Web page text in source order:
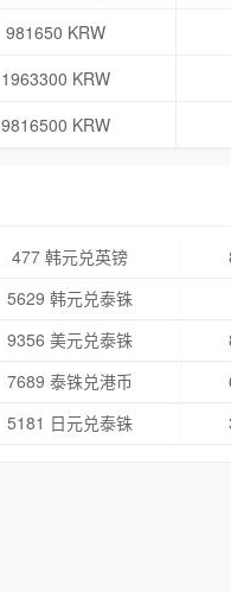
981650 KRW
1963300 KRW
9816500 KRW
477 韩元兑英镑
5629 韩元兑泰铢
9356 美元兑泰铢
7689 泰铢兑港币
5181 日元兑泰铢